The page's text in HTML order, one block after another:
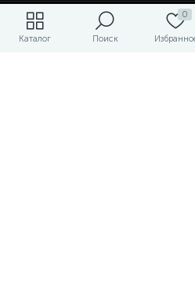
Каталог Поиск
0
Услуги